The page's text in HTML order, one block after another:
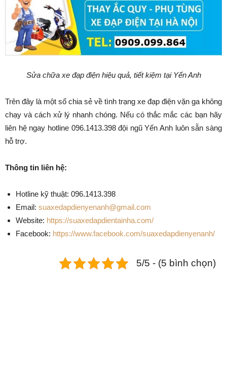
Sửa chữa xe đạp điện hiệu quả, tiết kiệm tại Yến Anh
Trên đây là một số chia sẻ về tình trạng xe đạp điện vặn ga không
chạy và cách xử lý nhanh chóng. Nếu có thắc mắc các bạn hãy
liên hệ ngay hotline 096.1413.398 đội ngũ Yến Anh luôn sẵn sàng
hỗ trợ.
Thông tin liên hệ:
Hotline kỹ thuật: 096.1413.398
Email: suaxedapdienyenanh@gmail.com
Website: https://suaxedapdientainha.com/
Facebook: https://www.facebook.com/suaxedapdienyenanh/
5/5 - (5 bình chọn)